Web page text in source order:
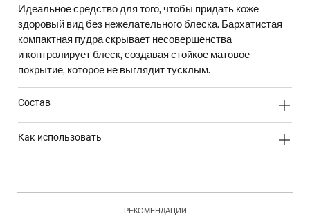
Идеальное средство для того, чтобы придать коже
здоровый вид без нежелательного блеска. Бархатистая
компактная пудра скрывает несовершенства
и контролирует блеск, создавая стойкое матовое
покрытие, которое не выглядит тусклым.
состав
как использовать
РЕКОМЕНДАЦИИ